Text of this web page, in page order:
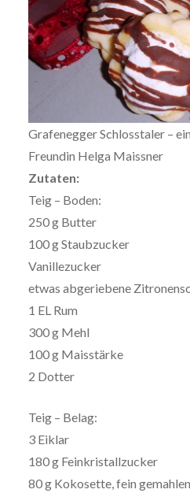
Grafenegger Schlosstaler –
Freundin Helga Maissner
Zutaten:
Teig – Boden:
250 g Butter
100 g Staubzucker
Vanillezucker
etwas abgeriebene
1 EL Rum
300 g Mehl
100 g Maisstärke
2 Dotter
Teig – Belag:
3 Eiklar
180 g Feinkristallzucker
80 g Kokosette, fein gemahlen